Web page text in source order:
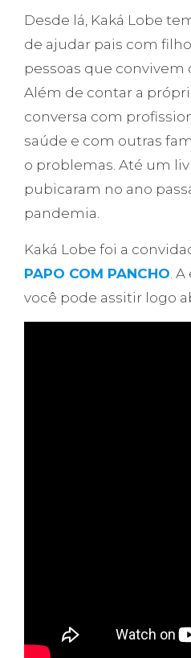
Desde lá, Kaká Lobe
de ajudar pais com
pessoas que convivem
Além de contar a
conversa com
saúde e com outras
o problemas. Até um
pubicaram no ano
pandemia.
Kaká Lobe foi a
PAPO COM PANCHO .
você pode assitir logo